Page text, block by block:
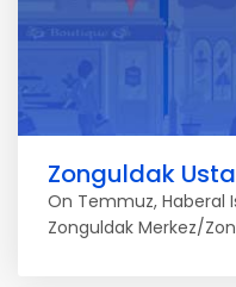
Zonguldak
On Temmuz, Haberal
Zonguldak Merkez/